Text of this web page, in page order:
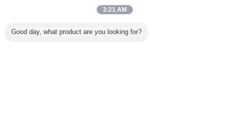
Le nombre de points de contrôle est le suivant:
3:21 AM
Good day, what product are you looking for?